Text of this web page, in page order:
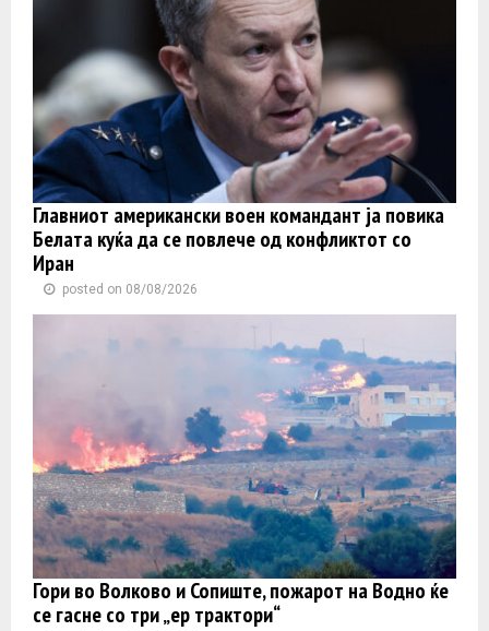
Главниот американски воен командант ја повика
Белата куќа да се повлече од конфликтот со
Иран
posted on 08/08/2026
Гори во Волково и Сопиште, пожарот на Водно ќе
се гасне со три „ер трактори“